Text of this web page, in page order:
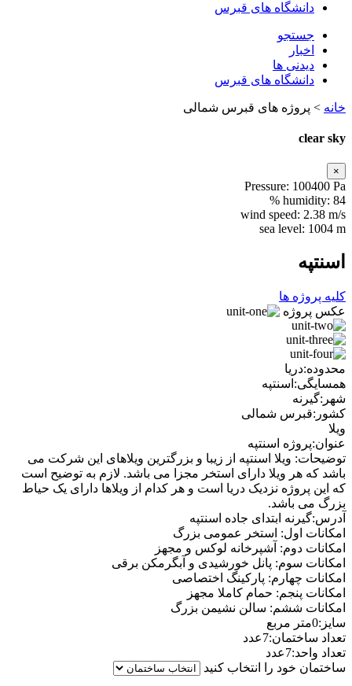
دانشگاه های قبرس
جستجو
اخبار
دیدنی ها
دانشگاه های قبرس
خانه > پروژه های قبرس شمالی
clear sky
×
Pressure: 100400 Pa
humidity: 84 %
wind speed: 2.38 m/s
sea level: 1004 m
اسنتپه
کلیه پروژه ها
عکس پروژه
محدوده:دریا
همسایگی:اسنتپه
شهر:گیرنه
کشور:قبرس شمالی
ویلا
عنوان:پروژه اسنتپه
توضیحات: ویلا اسنتپه از زیبا و بزرگترین ویلاهای این شرکت می
باشد که هر ویلا دارای استخر مجزا می باشد. لازم به توضیح است
که این پروژه نزدیک دریا است و هر کدام از ویلاها دارای یک حیاط
بزرگ می باشد.
آدرس:گیرنه ابتدای جاده اسنتپه
امکانات اول: استخر عمومی بزرگ
امکانات دوم: آشپرخانه لوکس و مجهز
امکانات سوم: پانل خورشیدی و آبگرمکن برقی
امکانات چهارم: پارکینگ اختصاصی
امکانات پنجم: حمام کاملا مجهز
امکانات ششم: سالن نشیمن بزرگ
سایز:0متر مربع
تعداد ساختمان:7عدد
تعداد واحد:7عدد
ساختمان خود را انتخاب کنید